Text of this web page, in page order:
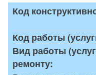
Код
Код работы
Вид работы
ремонту: